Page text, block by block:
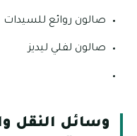
صالون روائع للسيدات
صالون لفلي ليديز
وسائل النقل